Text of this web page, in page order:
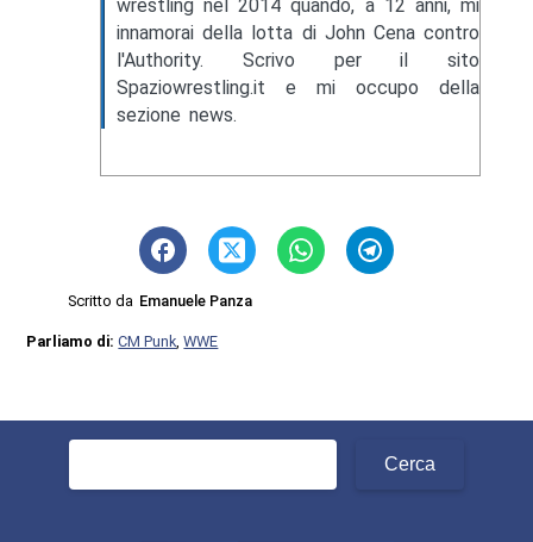
wrestling nel 2014 quando, a 12 anni, mi
innamorai della lotta di John Cena contro
l'Authority. Scrivo per il sito
Spaziowrestling.it e mi occupo della
sezione news.
Scritto da Emanuele Panza
Parliamo di:CM Punk ,WWE
Ricerca